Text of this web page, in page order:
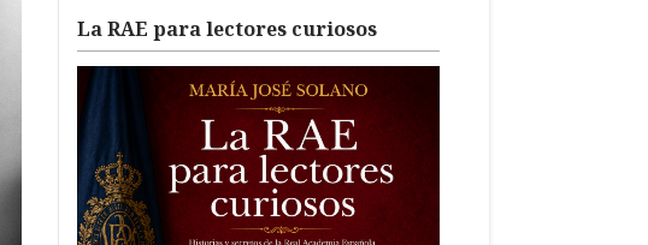
La RAE para lectores curiosos